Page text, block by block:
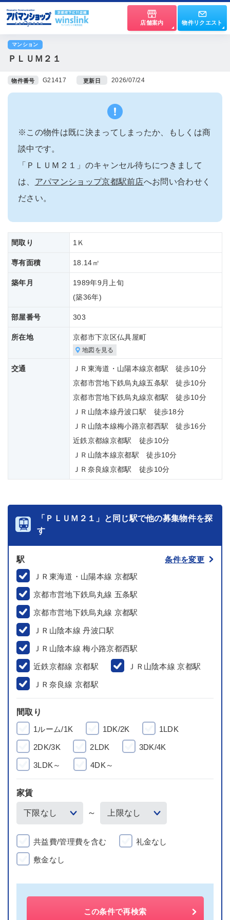
店舗案内 物件リクエスト
マンション
ＰＬＵＭ２１
物件番号 G21417 更新日 2026/07/24
※この物件は既に決まってしまったか、もしくは商
談中です。
「ＰＬＵＭ２１」のキャンセル待ちにつきまして
は、 アパマンショップ京都駅前店へお問い合わせく
ださい。
間取り 1Ｋ
専有面積 18.14㎡
築年月
1989年9月上旬
(築36年)
部屋番号 303
所在地 京都市下京区仏具屋町
地図を見る
交通
ＪＲ東海道・山陽本線京都駅 徒歩10分
京都市営地下鉄烏丸線五条駅 徒歩10分
京都市営地下鉄烏丸線京都駅 徒歩10分
ＪＲ山陰本線丹波口駅 徒歩18分
ＪＲ山陰本線梅小路京都西駅 徒歩16分
近鉄京都線京都駅 徒歩10分
ＪＲ山陰本線京都駅 徒歩10分
ＪＲ奈良線京都駅 徒歩10分
「ＰＬＵＭ２１」と同じ駅で他の募集物件を探
す
駅
条件を変更
ＪＲ東海道・山陽本線 京都駅
京都市営地下鉄烏丸線 五条駅
京都市営地下鉄烏丸線 京都駅
ＪＲ山陰本線 丹波口駅
ＪＲ山陰本線 梅小路京都西駅
近鉄京都線 京都駅 ＪＲ山陰本線 京都駅
ＪＲ奈良線 京都駅
間取り
1ルーム/1K
1DK/2K 1LDK
2DK/3K 2LDK 3DK/4K
3LDK～ 4DK～
家賃
～
共益費/管理費を含む 礼金なし
敷金なし
この条件で再検索